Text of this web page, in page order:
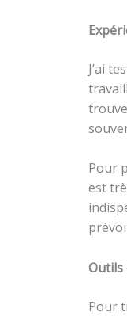
J’ai
Pour
est
Outils
Pour